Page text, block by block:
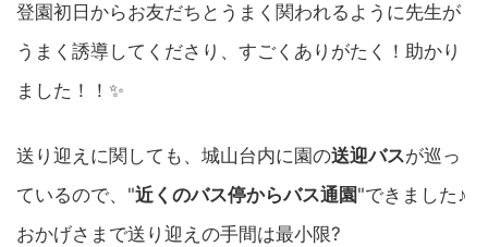
登園初日からお友だちとうまく関われるように先生が
うまく誘導してくださり、すごくありがたく！助かり
ました！！✨
送り迎えに関しても、城山台内に園の送迎バスが巡っ
ているので、"近くのバス停からバス通園"できました♪
おかげさまで送り迎えの手間は最小限?